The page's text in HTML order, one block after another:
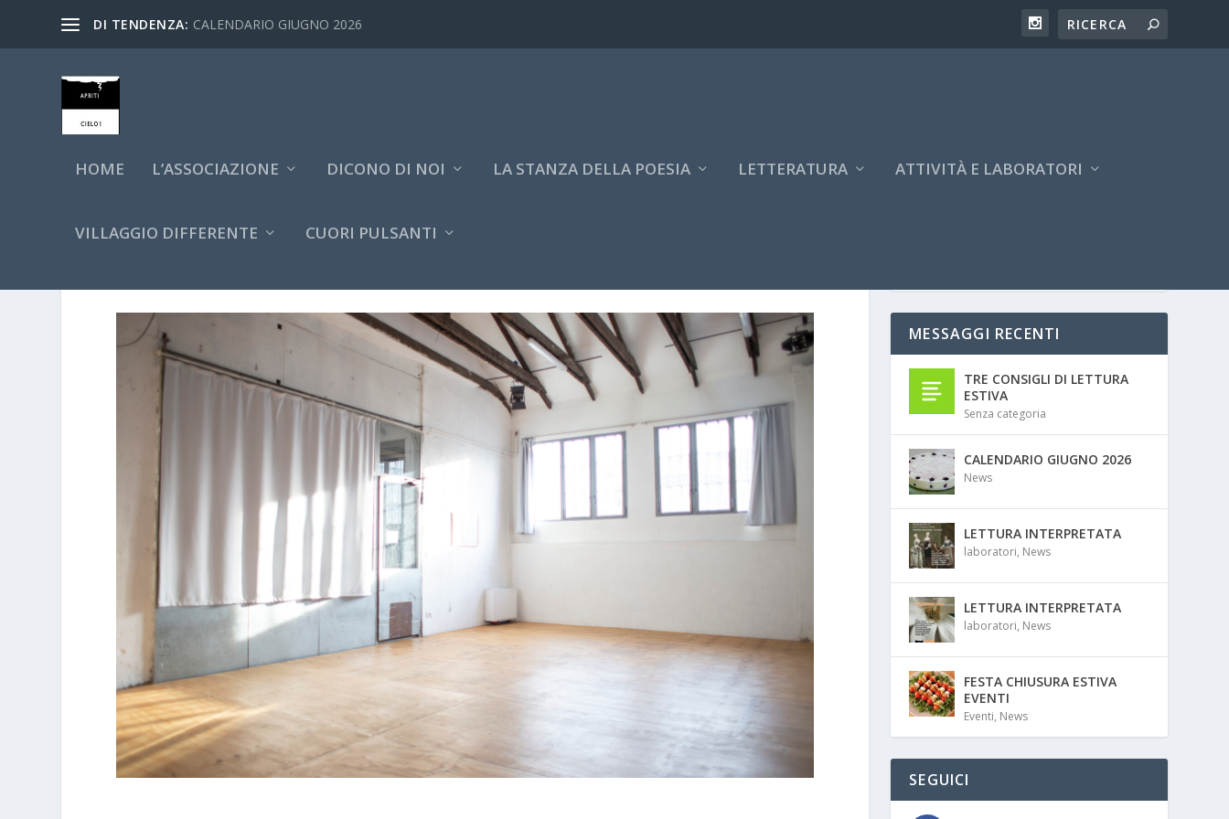
DI TENDENZA: CALENDARIO GIUGNO 2026
HOME L’ASSOCIAZIONE DICONO DI NOI LA STANZA DELLA POESIA LETTERATURA ATTIVITÀ E LABORATORI
VILLAGGIO DIFFERENTE CUORI PULSANTI
MESSAGGI RECENTI
TRE CONSIGLI DI LETTURA
ESTIVA
Senza categoria
CALENDARIO GIUGNO 2026
News
LETTURA INTERPRETATA
laboratori, News
LETTURA INTERPRETATA
laboratori, News
FESTA CHIUSURA ESTIVA
EVENTI
Eventi, News
SEGUICI